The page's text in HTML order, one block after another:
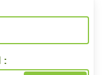
: